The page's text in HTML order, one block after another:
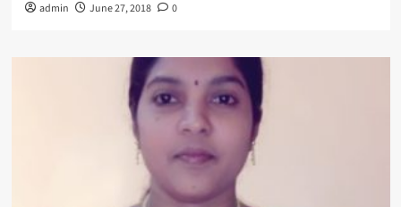
admin June 27, 2018 0